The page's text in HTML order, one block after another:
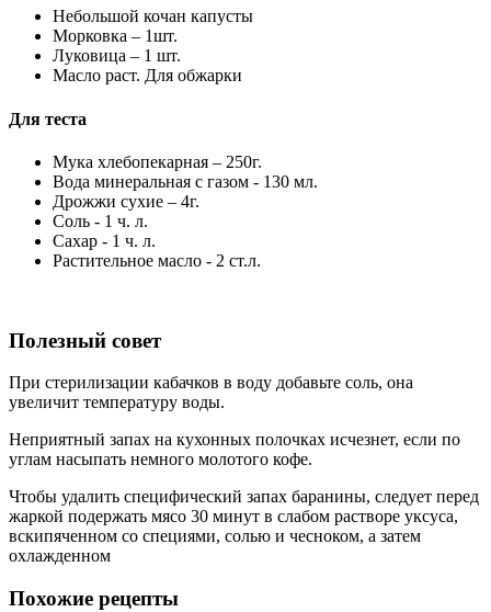
Небольшой кочан капусты
Морковка – 1шт.
Луковица – 1 шт.
Масло раст. Для обжарки
Для теста
Мука хлебопекарная – 250г.
Вода минеральная с газом - 130 мл.
Дрожжи сухие – 4г.
Соль - 1 ч. л.
Сахар - 1 ч. л.
Растительное масло - 2 ст.л.
Полезный совет
При стерилизации кабачков в воду добавьте соль, она
увеличит температуру воды.
Неприятный запах на кухонных полочках исчезнет, если по
углам насыпать немного молотого кофе.
Чтобы удалить специфический запах баранины, следует перед
жаркой подержать мясо 30 минут в слабом растворе уксуса,
вскипяченном со специями, солью и чесноком, а затем
охлажденном
Похожие рецепты